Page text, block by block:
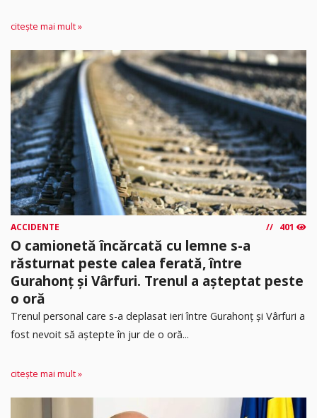
citește mai mult »
ACCIDENTE 401
O camionetă încărcată cu lemne s-a
răsturnat peste calea ferată, între
Gurahonț și Vârfuri. Trenul a așteptat peste
o oră
Trenul personal care s-a deplasat ieri între Gurahonț și Vârfuri a
fost nevoit să aștepte în jur de o oră...
citește mai mult »